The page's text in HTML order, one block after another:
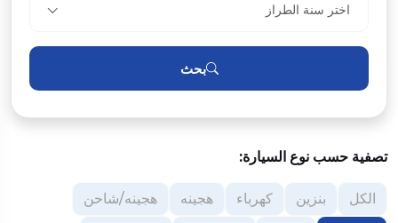
اختر سنة الطراز
بحث
تصفية حسب نوع السيارة:
الكل بنزين كهرباء هجينه
هجينه/شاحن